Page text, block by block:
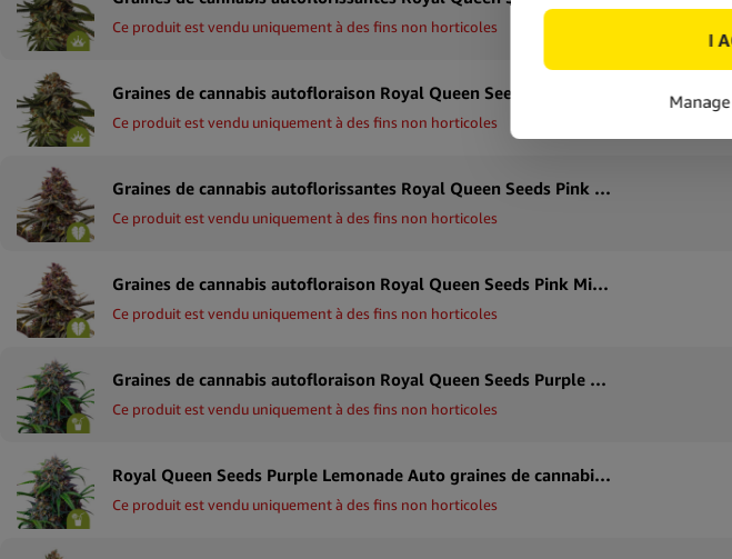
Ce produit est vendu uniquement à des fins non horticoles
Ce produit est vendu uniquement à des fins non horticoles
Graines de cannabis autoflorissantes Royal Queen Seeds Pink Mist Auto (pack de 5 graines)
Ce produit est vendu uniquement à des fins non horticoles
Graines de cannabis autofloraison Royal Queen Seeds Pink Mist Auto (pack de 3 graines)
Ce produit est vendu uniquement à des fins non horticoles
Graines de cannabis autofloraison Royal Queen Seeds Purple Lemonade Auto (pack de 5 graines)
Ce produit est vendu uniquement à des fins non horticoles
Royal Queen Seeds Purple Lemonade Auto graines de cannabis autofloraison (paquet de 3 graines)
Ce produit est vendu uniquement à des fins non horticoles